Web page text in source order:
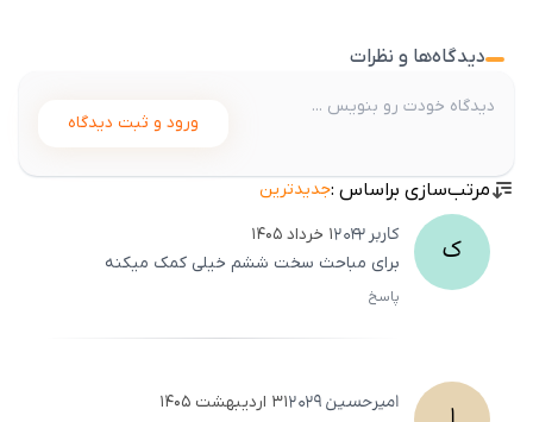
دیدگاه‌ها و نظرات
ورود و ثبت دیدگاه
مرتب‌سازی براساس :جدیدترین
ک کاربر2042۱ خرداد ۱۴۰۵
برای مباحث سخت ششم خیلی کمک میکنه
پاسخ
امیرحسین2029۳۱ اردیبهشت ۱۴۰۵